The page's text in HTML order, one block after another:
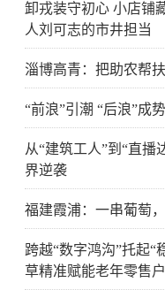
卸戎装守初心 小店
人刘可志的市井担当
淄博高青：把助农帮
“前浪”引潮 “后浪”成势
从“建筑工人”到“直播
界逆袭
福建霞浦：一串葡萄
跨越“数字鸿沟”托起
草精准赋能老年零售